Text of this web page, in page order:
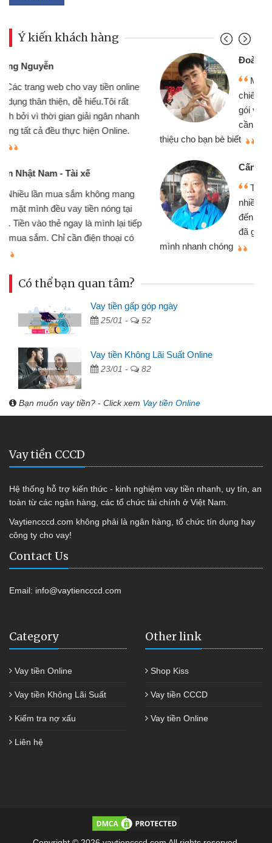
Ý kiến khách hàng
Mình cần tiền gấp nên định cầm cố
chiếc xe wave nhưng thật may đã có
gói vay tiền bằng CMND online không
cần gặp mặt nên rất tiện lợi, sẽ giới
thiệu cho bạn bè biết
Cấn Văn Lực - Tạp hóa
Tôi kinh doanh buôn bán nhỏ lẻ
nhiều lúc cần vốn nhập hàng, nhờ biết
đến website qua bạn bè giới thiệu tôi
đã giải quyết được công việc của
Có thể bạn quan tâm?
Vay tiền gấp góp ngày
25/01 - 52
Vay tiền Không Lãi Suất Online
23/01 - 82
Bạn muốn vay tiền? - Click xem Vay tiền Online
Vay tiền CCCD
Hệ thống hỗ trợ kiến thức - kinh nghiệm vay tiền nhanh, uy tín, an
toàn từ các ngân hàng, các tổ chức tài chính ở Việt Nam.
Vaytiencccd.com không phải là ngân hàng, tổ chức tín dụng hay
công ty cho vay!
Contact Us
Email: info@vaytiencccd.com
Category
Vay tiền Online
Vay tiền Không Lãi Suất
Kiểm tra nợ xấu
Liên hệ
Other link
Shop Kiss
Vay tiền CCCD
Vay tiền Online